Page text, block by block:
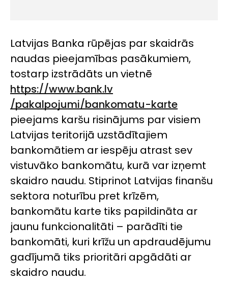
Latvijas Banka rūpējas par skaidrās
naudas pieejamības pasākumiem,
tostarp izstrādāts un vietnē
https://www.bank.lv
/pakalpojumi/bankomatu-karte
pieejams karšu risinājums par visiem
Latvijas teritorijā uzstādītajiem
bankomātiem ar iespēju atrast sev
vistuvāko bankomātu, kurā var izņemt
skaidro naudu. Stiprinot Latvijas finanšu
sektora noturību pret krīzēm,
bankomātu karte tiks papildināta ar
jaunu funkcionalitāti – parādīti tie
bankomāti, kuri krīžu un apdraudējumu
gadījumā tiks prioritāri apgādāti ar
skaidro naudu.